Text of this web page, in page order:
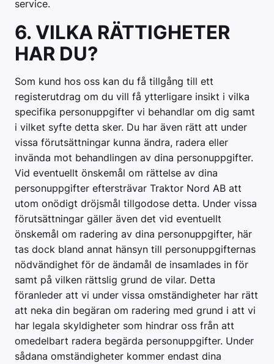
service.
6. VILKA RÄTTIGHETER
HAR DU?
Som kund hos oss kan du få tillgång till ett
registerutdrag om du vill få ytterligare insikt i vilka
specifika personuppgifter vi behandlar om dig samt
i vilket syfte detta sker. Du har även rätt att under
vissa förutsättningar kunna ändra, radera eller
invända mot behandlingen av dina personuppgifter.
Vid eventuellt önskemål om rättelse av dina
personuppgifter eftersträvar Traktor Nord AB att
utom onödigt dröjsmål tillgodose detta. Under vissa
förutsättningar gäller även det vid eventuellt
önskemål om radering av dina personuppgifter, här
tas dock bland annat hänsyn till personuppgifternas
nödvändighet för de ändamål de insamlades in för
samt på vilken rättslig grund de vilar. Detta
föranleder att vi under vissa omständigheter har rätt
att neka din begäran om radering med grund i att vi
har legala skyldigheter som hindrar oss från att
omedelbart radera begärda personuppgifter. Under
sådana omständigheter kommer endast dina